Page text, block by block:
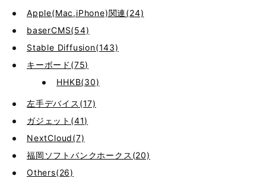
Apple(Mac,iPhone)関連(24)
baserCMS(54)
Stable Diffusion(143)
キーボード(75)
HHKB(30)
左手デバイス(17)
ガジェット(41)
NextCloud(7)
福岡ソフトバンクホークス(20)
Others(26)